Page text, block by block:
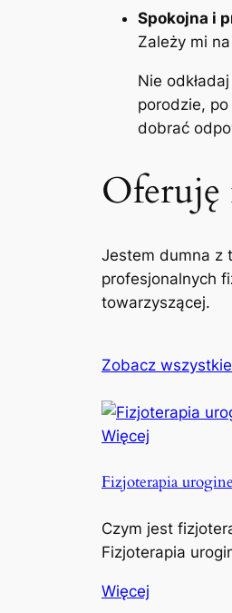
Spokojna i
Zależy mi
Nie
porodzie,
dobrać
Oferuję
Jestem dumna z
profesjonalnych
towarzyszącej.
Zobacz wszystkie
Więcej
Fizjoterapia
Czym jest
Fizjoterapia
Więcej